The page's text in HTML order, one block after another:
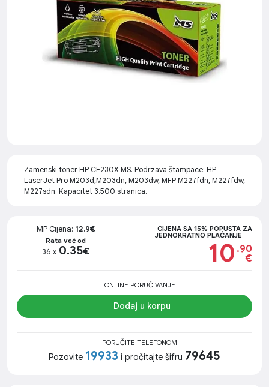
Zamenski toner HP CF230X MS. Podrzava štampace: HP
LaserJet Pro M203d,M203dn, M203dw, MFP M227fdn, M227fdw,
M227sdn. Kapacitet 3.500 stranica.
MP Cijena: 12.9€
Rata već od
36 x 0.35€
CIJENA SA 15% POPUSTA ZA
JEDNOKRATNO PLAĆANJE
10 .90
€
ONLINE PORUČIVANJE
Dodaj u korpu
PORUČITE TELEFONOM
Pozovite 19933 i pročitajte šifru 79645